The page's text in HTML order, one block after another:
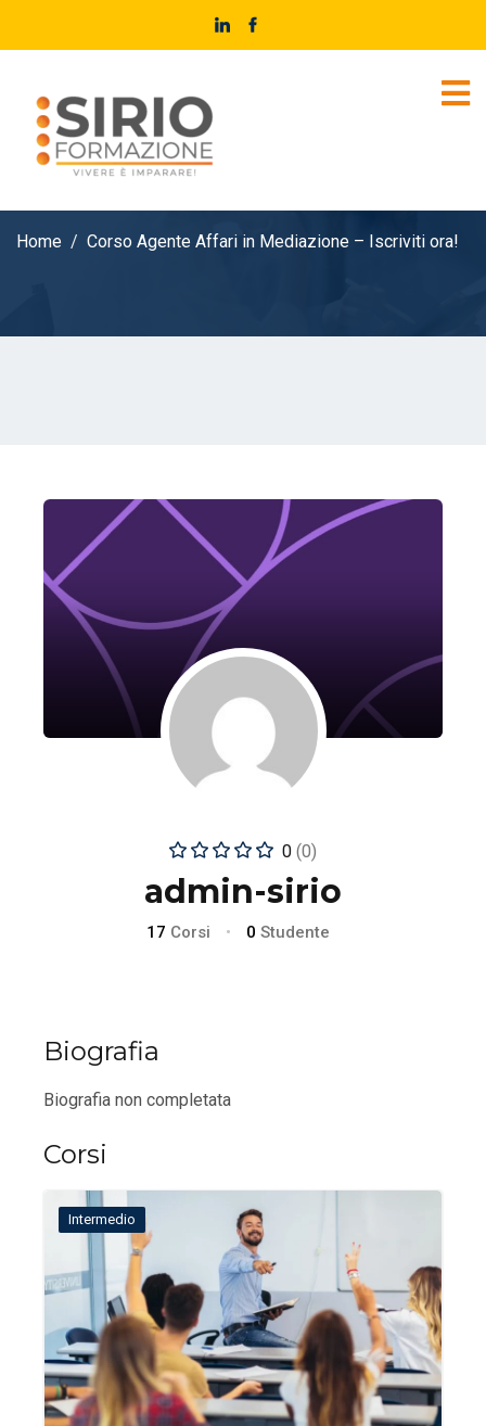
Home Corso Agente Affari in Mediazione – Iscriviti ora!
0 (0)
admin-sirio
17 Corsi • 0 Studente
Biografia
Biografia non completata
Corsi
Intermedio